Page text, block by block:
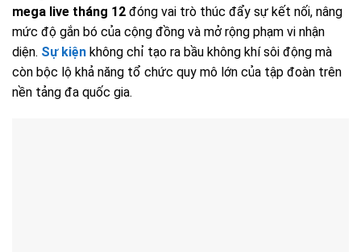
mega live tháng 12 đóng vai trò thúc đẩy sự kết nối, nâng
mức độ gắn bó của cộng đồng và mở rộng phạm vi nhận
diện. Sự kiện không chỉ tạo ra bầu không khí sôi động mà
còn bộc lộ khả năng tổ chức quy mô lớn của tập đoàn trên
nền tảng đa quốc gia.